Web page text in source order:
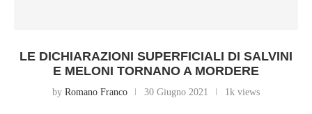
LE DICHIARAZIONI SUPERFICIALI DI SALVINI
E MELONI TORNANO A MORDERE
by Romano Franco 30 Giugno 2021 1k views